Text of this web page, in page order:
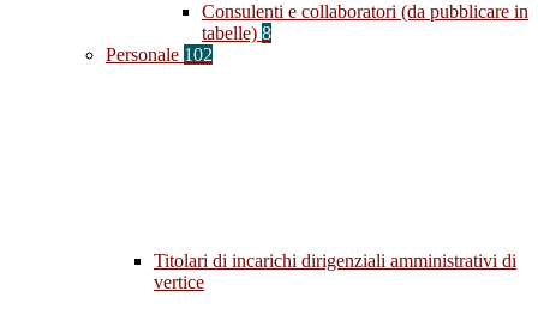
Consulenti e collaboratori (da pubblicare in
tabelle) 8
Personale 102
Titolari di incarichi dirigenziali amministrativi di
vertice